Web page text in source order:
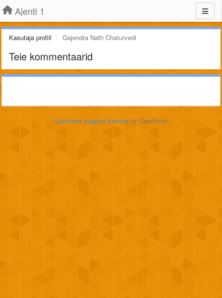
Ajenti 1
Kasutaja profiil Gajendra Nath Chaturvedi
Teie kommentaarid
Customer support service by UserEcho